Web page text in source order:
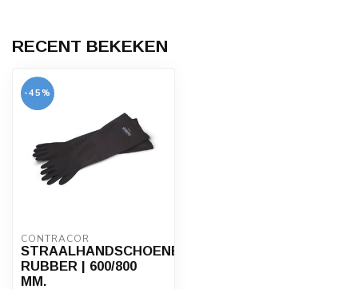
RECENT BEKEKEN
-45%
CONTRACOR
STRAALHANDSCHOENEN
RUBBER | 600/800
MM.